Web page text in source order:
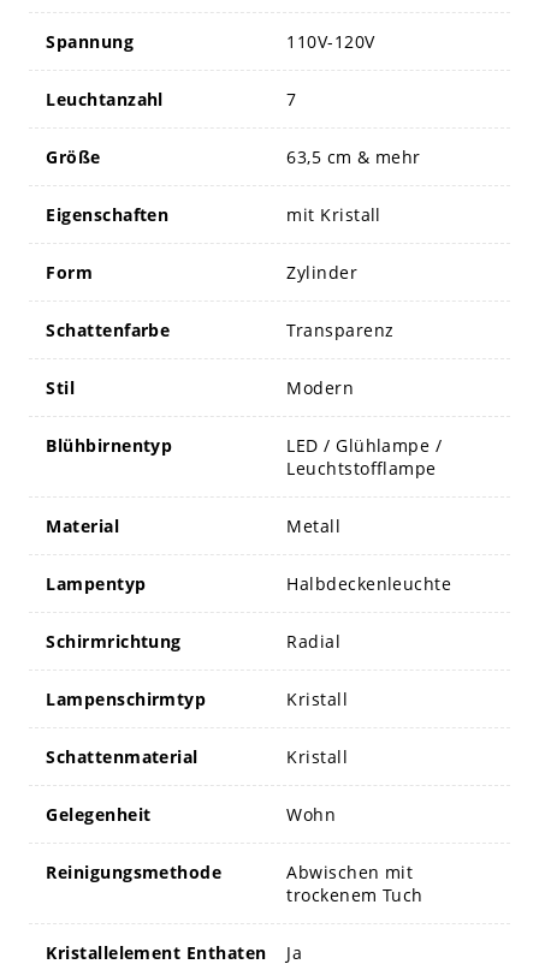
Spannung 110V-120V
Leuchtanzahl 7
Größe 63,5 cm & mehr
Eigenschaften mit Kristall
Form Zylinder
Schattenfarbe Transparenz
Stil Modern
Blühbirnentyp
LED / Glühlampe /
Leuchtstofflampe
Material Metall
Lampentyp Halbdeckenleuchte
Schirmrichtung Radial
Lampenschirmtyp Kristall
Schattenmaterial Kristall
Gelegenheit Wohn
Reinigungsmethode
Abwischen mit
trockenem Tuch
Kristallelement Enthaten Ja